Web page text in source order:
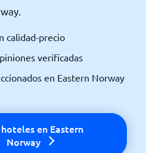
calidad-precio
verificadas
en Eastern Norway
en Eastern
Norway